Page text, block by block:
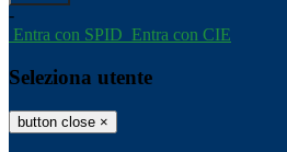
-
Entra con SPID Entra con CIE
Seleziona utente
button close ×